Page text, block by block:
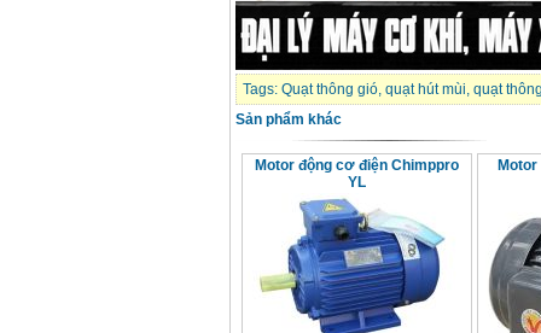
Tags: Quạt thông gió, quạt hút mùi, quạt
Sản phẩm khác
Motor động cơ điện Chimppro
YL
Motor